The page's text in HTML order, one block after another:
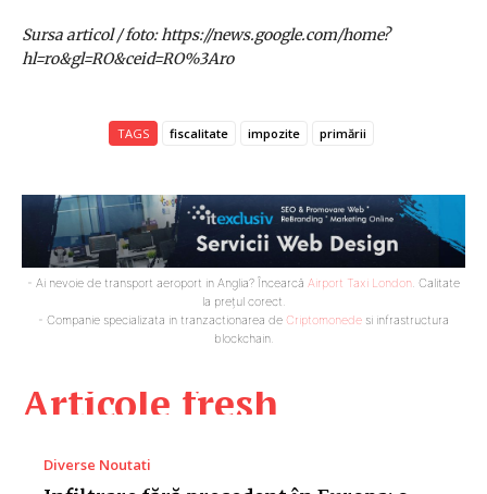
Articole fresh
Diverse Noutati
Sursa articol / foto: https://news.google.com/home?
hl=ro&gl=RO&ceid=RO%3Aro
TAGS fiscalitate impozite primării
- Ai nevoie de transport aeroport in Anglia? Încearcă Airport Taxi London. Calitate
la prețul corect.
- Companie specializata in tranzactionarea de Criptomonede si infrastructura
blockchain.